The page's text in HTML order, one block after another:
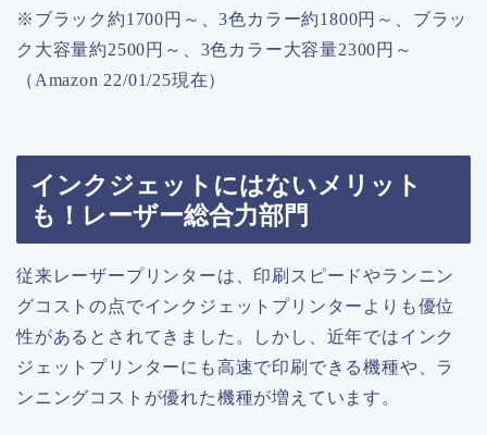
※ブラック約1700円～、3色カラー約1800円～、ブラッ
ク大容量約2500円～、3色カラー大容量2300円～
（Amazon 22/01/25現在）
インクジェットにはないメリット
も！レーザー総合力部門
従来レーザープリンターは、印刷スピードやランニン
グコストの点でインクジェットプリンターよりも優位
性があるとされてきました。しかし、近年ではインク
ジェットプリンターにも高速で印刷できる機種や、ラ
ンニングコストが優れた機種が増えています。